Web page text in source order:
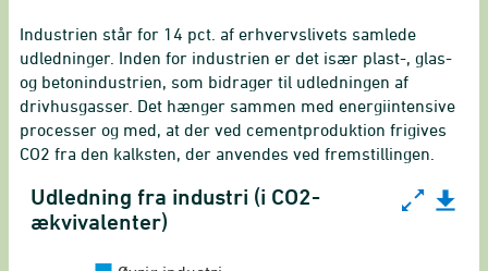
Industrien står for 14 pct. af erhvervslivets samlede
udledninger. Inden for industrien er det især plast-, glas-
og betonindustrien, som bidrager til udledningen af
drivhusgasser. Det hænger sammen med energiintensive
processer og med, at der ved cementproduktion frigives
CO2 fra den kalksten, der anvendes ved fremstillingen.
Udledning fra industri (i CO2-ækvivalenter)
Chart with 6 data series.
Udledning fra industri (i CO2-
ækvivalenter)